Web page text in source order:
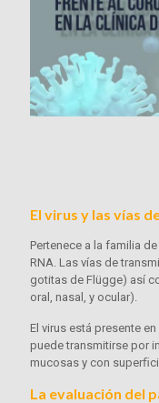
El virus y las vías
Pertenece a la familia
RNA. Las vías de
gotitas de Flügge) así
oral, nasal, y ocular).
El virus está presente
puede transmitirse por
mucosas y con
La evaluación del